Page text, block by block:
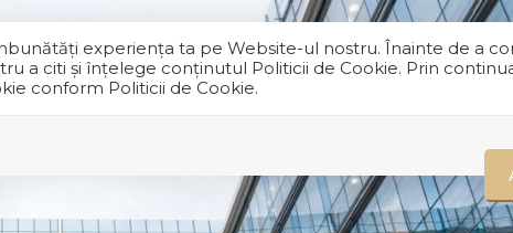
experiența ta pe Website-ul nostru. Înainte de a
a citi și înțelege conținutul Politicii de Cookie. Prin
conform Politicii de Cookie.
office@class-concept.ro